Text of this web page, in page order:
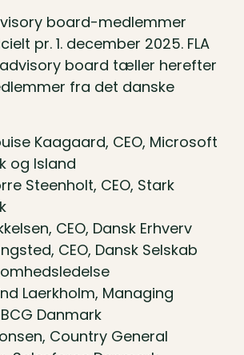
board-medlemmer
pr. 1. december 2025. FLA
board tæller herefter
fra det danske
Kaagaard, CEO, Microsoft
og Island
Steenholt, CEO, Stark
CEO, Dansk Erhverv
CEO, Dansk Selskab
Laerkholm, Managing
Danmark
Country General